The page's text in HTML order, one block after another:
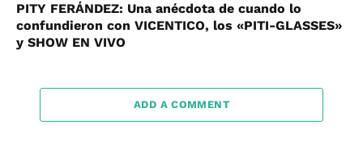
PITY FERÁNDEZ: Una anécdota de cuando lo
confundieron con VICENTICO, los «PITI-GLASSES»
y SHOW EN VIVO
ADD A COMMENT